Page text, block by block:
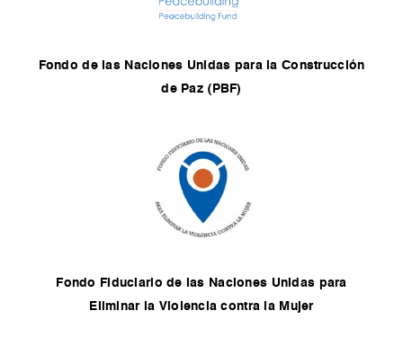
Fondo de las Naciones Unidas para la Construcción
de Paz (PBF)
Fondo Fiduciario de las Naciones Unidas para
Eliminar la Violencia contra la Mujer